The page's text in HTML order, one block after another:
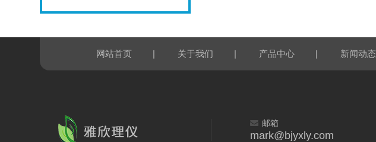
网站首页 | 关于我们 | 产品中心 | 新闻动态
邮箱
mark@bjyxly.com